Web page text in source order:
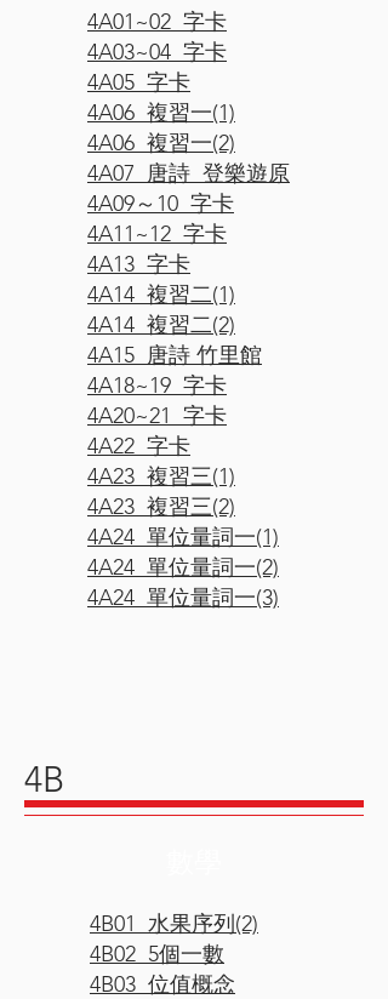
4A01~02 字卡
4A03~04 字卡
4A05 字卡
4A06 複習一(1)
4A06 複習一(2)
4A07 唐詩 登樂遊原
4A09～10 字卡
4A11~12 字卡
4A13 字卡
4A14 複習二(1)
4A14 複習二(2)
4A15 唐詩 竹里館
4A18~19 字卡
4A20~21 字卡
4A22 字卡
4A23 複習三(1)
4A23 複習三(2)
4A24 單位量詞一(1)
4A24 單位量詞一(2)
4A24 單位量詞一(3)
4B
4B01 水果序列(2)
4B02 5個一數
4B03 位值概念